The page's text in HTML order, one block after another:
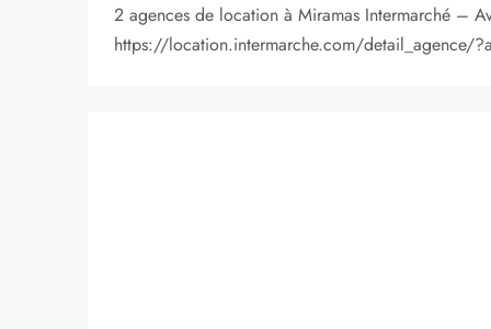
2 agences de location à Miramas Intermarché –
https://location.intermarche.com/detail_agence/